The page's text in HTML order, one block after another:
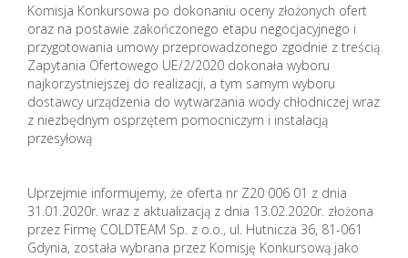
Komisja Konkursowa po dokonaniu oceny złożonych ofert
oraz na postawie zakończonego etapu negocjacyjnego i
przygotowania umowy przeprowadzonego zgodnie z treścią
Zapytania Ofertowego UE/2/2020 dokonała wyboru
najkorzystniejszej do realizacji, a tym samym wyboru
dostawcy urządzenia do wytwarzania wody chłodniczej wraz
z niezbędnym osprzętem pomocniczym i instalacją
przesyłową
Uprzejmie informujemy, że oferta nr Z20 006 01 z dnia
31.01.2020r. wraz z aktualizacją z dnia 13.02.2020r. złożona
przez Firmę COLDTEAM Sp. z o.o., ul. Hutnicza 36, 81-061
Gdynia, została wybrana przez Komisję Konkursową jako